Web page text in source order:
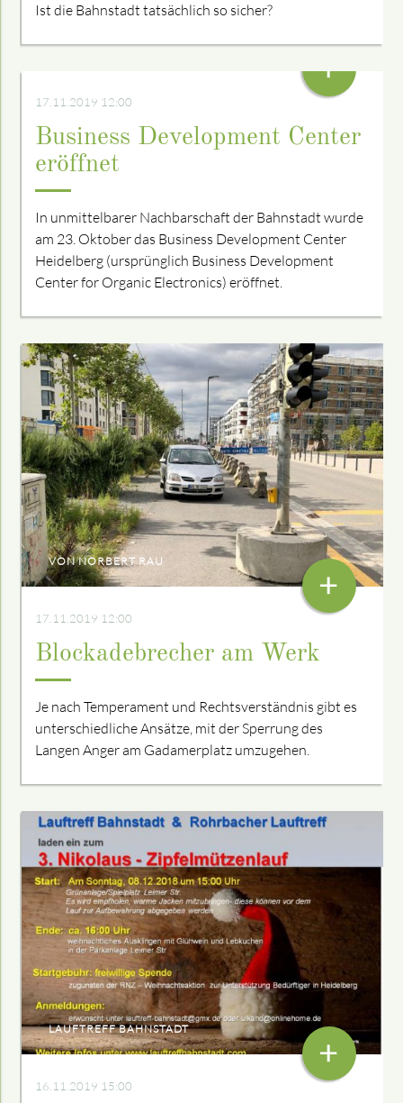
Ist die Bahnstadt tatsächlich so sicher?
17.11.2019 12:00
Business Development Center
eröffnet
In unmittelbarer Nachbarschaft der Bahnstadt wurde
am 23. Oktober das Business Development Center
Heidelberg (ursprünglich Business Development
Center for Organic Electronics) eröffnet.
+
VON NORBERT RAU
17.11.2019 12:00
Blockade­brecher am Werk
Je nach Temperament und Rechts­verständnis gibt es
unterschiedliche Ansätze, mit der Sperrung des
Langen Anger am Gadamerplatz umzugehen.
+
LAUFTREFF BAHNSTADT
16.11.2019 15:00
+